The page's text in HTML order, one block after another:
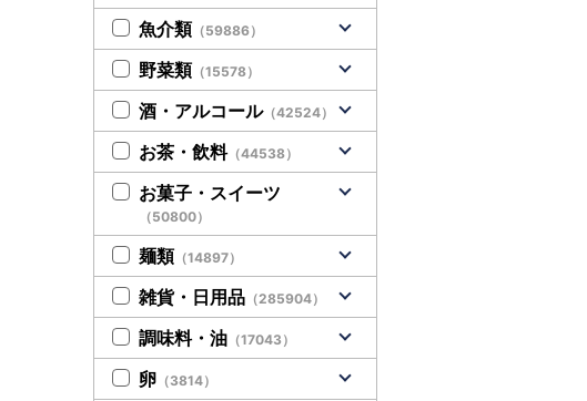
魚介類 （59886）
野菜類 （15578）
酒・アルコール（42524）
お茶・飲料（44538）
お菓子・スイーツ
（50800）
麺類 （14897）
雑貨・日用品 （285904）
調味料・油 （17043）
卵 （3814）